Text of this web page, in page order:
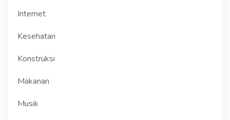
Internet
Kesehatan
Konstruksi
Makanan
Musik